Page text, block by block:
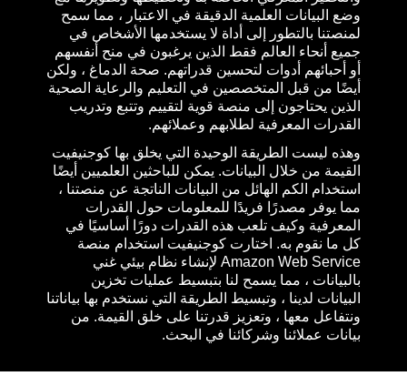
وضع البيانات العلمية الدقيقة في الاعتبار ، مما سمح
لمنصتنا بالتطور إلى أداة لا يستخدمها الأشخاص في
جميع أنحاء العالم فقط الذين يرغبون في منح أنفسهم
أو أحبائهم أدوات لتحسين قدراتهم. صحة الدماغ ، ولكن
أيضًا من قبل المتخصصين في التعليم والرعاية الصحية
الذين يحتاجون إلى منصة قوية لتقييم وتتبع وتدريب
القدرات المعرفية لطلابهم وعملائهم.
وهذه ليست الطريقة الوحيدة التي يخلق بها كوجنيفيت
القيمة من خلال البيانات. يمكن للباحثين العلميين أيضًا
استخدام الكم الهائل من البيانات الناتجة عن منصتنا ،
مما يوفر مصدرًا فريدًا للمعلومات حول القدرات
المعرفية وكيف تلعب هذه القدرات دورًا أساسيًا في
كل ما نقوم به. اختارت كوجنيفيت استخدام منصة
Amazon Web Service لإنشاء نظام بيئي غني
بالبيانات ، مما يسمح لنا بتبسيط عمليات تخزين
البيانات لدينا ، وتبسيط الطريقة التي نستخدم بها بياناتنا
ونتفاعل معها ، وتعزيز قدرتنا على خلق القيمة. من
بيانات عملائنا وشركائنا في البحث.